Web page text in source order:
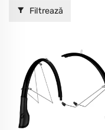
Filtrează